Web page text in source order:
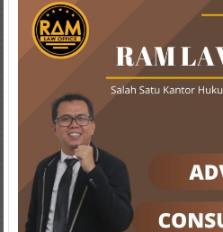
Depok,
Papua,
Bekasi,
Pengacara
Pajak,